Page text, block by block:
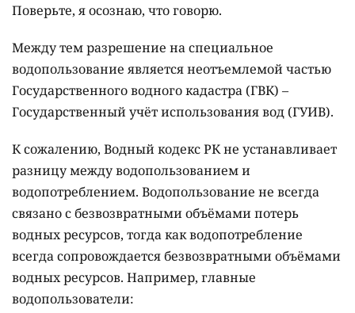
Поверьте, я осознаю, что говорю.
Между тем разрешение на специальное
водопользование является неотъемлемой частью
Государственного водного кадастра (ГВК) –
Государственный учёт использования вод (ГУИВ).
К сожалению, Водный кодекс РК не устанавливает
разницу между водопользованием и
водопотреблением. Водопользование не всегда
связано с безвозвратными объёмами потерь
водных ресурсов, тогда как водопотребление
всегда сопровождается безвозвратными объёмами
водных ресурсов. Например, главные
водопользователи: